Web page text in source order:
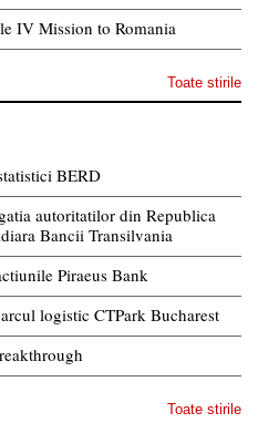
IV Mission to Romania
Toate stirile
BERD
autoritatilor din Republica
Bancii Transilvania
Piraeus Bank
logistic CTPark Bucharest
Toate stirile